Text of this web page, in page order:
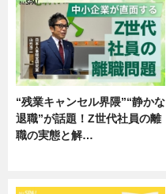
“残業キャンセル界隈”“静かな
退職”が話題！Z世代社員の離
職の実態と解…